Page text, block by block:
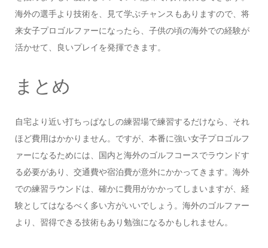
海外の選手より技術を、見て学ぶチャンスもありますので、将
来女子プロゴルファーになったら、子供の頃の海外での経験が
活かせて、良いプレイを発揮できます。
まとめ
自宅より近い打ちっぱなしの練習場で練習するだけなら、それ
ほど費用はかかりません。ですが、本番に強い女子プロゴルフ
ァーになるためには、国内と海外のゴルフコースでラウンドす
る必要があり、交通費や宿泊費が意外にかかってきます。海外
での練習ラウンドは、確かに費用がかかってしまいますが、経
験としてはなるべく多い方がいいでしょう。海外のゴルファー
より、習得できる技術もあり勉強になるかもしれません。